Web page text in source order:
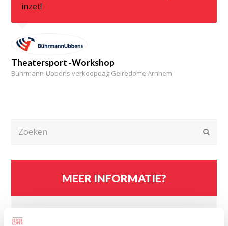
inzet!
Theatersport -Workshop
Bührmann-Ubbens verkoopdag Gelredome Arnhem
MEER INFORMATIE?